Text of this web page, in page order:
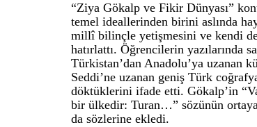
“Ziya Gökalp ve Fikir Dünyası”
temel ideallerinden birini aslında
millî bilinçle yetişmesini ve kendi
hatırlattı. Öğrencilerin yazılarında
Türkistan’dan Anadolu’ya uzanan
Seddi’ne uzanan geniş Türk
döktüklerini ifade etti. Gökalp’in
bir ülkedir: Turan…” sözünün
da sözlerine ekledi.